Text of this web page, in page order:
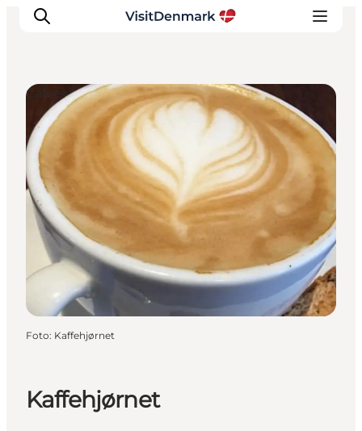
Inspiration
Destinationer
Oplevelser
Overnatning
Planlæg ferien
Kaffehjørnet
Cafeer
Foto: Kaffehjørnet